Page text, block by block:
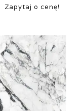
Zapytaj o cenę!